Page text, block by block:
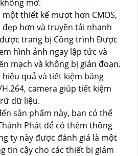
mờ.
một thiết kế mượt hơn CMOS,
hơn và truyền tải nhanh
trang bị Công trình Được
hình ảnh ngay lập tức và
mạch và không bị gián đoạn.
quả và tiết kiệm băng
camera giúp tiết kiệm
dữ liệu.
sản phẩm này, bạn có thể
Phát để có thêm thông
ty này được đánh giá là một
tin cậy cho các thiết bị giám